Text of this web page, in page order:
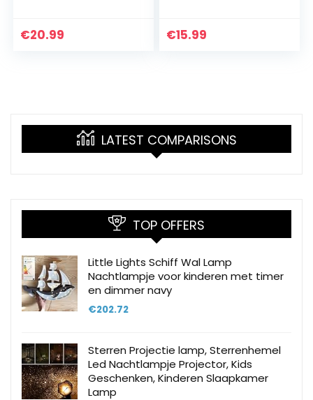
Slaapkamer Naast
€20.99
Kindenachtlampje,
€15.99
LATEST COMPARISONS
TOP OFFERS
Little Lights Schiff Wal Lamp
Nachtlampje voor kinderen met timer
en dimmer navy
€202.72
Sterren Projectie lamp, Sterrenhemel
Led Nachtlampje Projector, Kids
Geschenken, Kinderen Slaapkamer
Lamp